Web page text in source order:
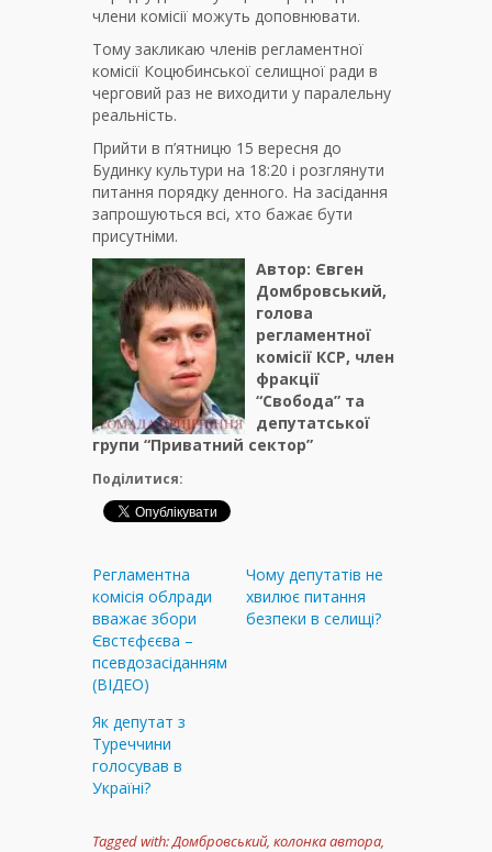
члени комісії можуть доповнювати.
Тому закликаю членів регламентної
комісії Коцюбинської селищної ради в
черговий раз не виходити у паралельну
реальність.
Прийти в п’ятницю 15 вересня до
Будинку культури на 18:20 і розглянути
питання порядку денного. На засідання
запрошуються всі, хто бажає бути
присутніми.
Автор: Євген
Домбровський,
голова
регламентної
комісії КСР, член
фракції
“Свобода” та
депутатської
групи “Приватний сектор”
Поділитися:
Регламентна
комісія облради
вважає збори
Євстєфєєва –
псевдозасіданням
(ВІДЕО)
Чому депутатів не
хвилює питання
безпеки в селищі?
Як депутат з
Туреччини
голосував в
Україні?
Tagged with:Домбровський, колонка автора,